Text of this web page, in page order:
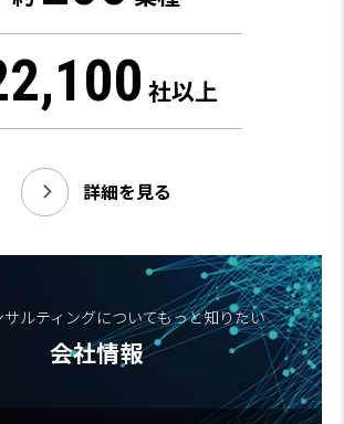
社以上
詳細を見る
サルティングについてもっと知りたい
会社情報